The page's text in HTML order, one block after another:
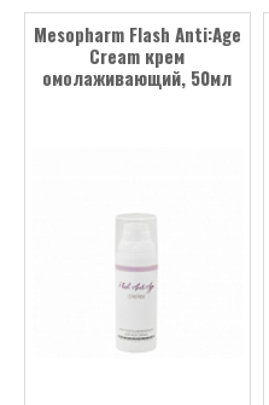
Mesopharm Flash Anti:Age
Cream крем
омолаживающий, 50мл